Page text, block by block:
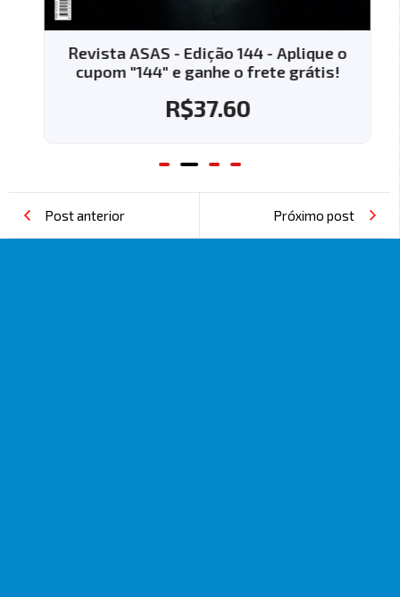
Revista ASAS - Edição 144 - Aplique o
cupom "144" e ganhe o frete grátis!
R$37.60
Post anterior Próximo post